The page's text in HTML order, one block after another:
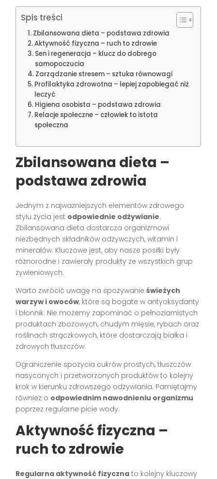
Spis treści
Zbilansowana dieta – podstawa zdrowia
Aktywność fizyczna – ruch to zdrowie
Sen i regeneracja – klucz do dobrego
samopoczucia
Zarządzanie stresem – sztuka równowagi
Profilaktyka zdrowotna – lepiej zapobiegać niż
leczyć
Higiena osobista – podstawa zdrowia
Relacje społeczne – człowiek to istota
społeczna
Zbilansowana dieta –
podstawa zdrowia
Jednym z najważniejszych elementów zdrowego
stylu życia jest odpowiednie odżywianie.
Zbilansowana dieta dostarcza organizmowi
niezbędnych składników odżywczych, witamin i
minerałów. Kluczowe jest, aby nasze posiłki były
różnorodne i zawierały produkty ze wszystkich grup
żywieniowych.
Warto zwrócić uwagę na spożywanieświeżych
warzyw i owoców, które są bogate w antyoksydanty
i błonnik. Nie możemy zapominać o pełnoziarnistych
produktach zbożowych, chudym mięsie, rybach oraz
roślinach strączkowych, które dostarczają białka i
zdrowych tłuszczów.
Ograniczenie spożycia cukrów prostych, tłuszczów
nasyconych i przetworzonych produktów to kolejny
krok w kierunku zdrowszego odżywiania. Pamiętajmy
również o odpowiednim nawodnieniu organizmu
poprzez regularne picie wody.
Aktywność fizyczna –
ruch to zdrowie
Regularna aktywność fizyczna to kolejny kluczowy